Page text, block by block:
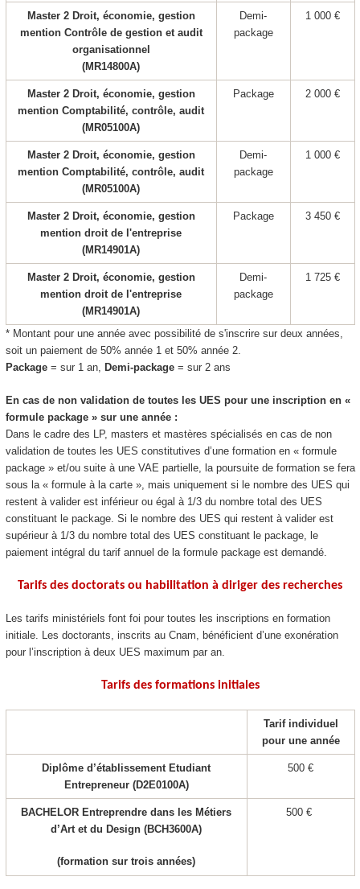
Master 2 Droit, économie, gestion
mention Contrôle de gestion et audit
organisationnel
(MR14800A)
Demi-
package
1 000 €
Master 2 Droit, économie, gestion
mention Comptabilité, contrôle, audit
(MR05100A)
Package 2 000 €
Master 2 Droit, économie, gestion
mention Comptabilité, contrôle, audit
(MR05100A)
Demi-
package
1 000 €
Master 2 Droit, économie, gestion
mention droit de l'entreprise
(MR14901A)
Package 3 450 €
Master 2 Droit, économie, gestion
mention droit de l'entreprise
(MR14901A)
Demi-
package
1 725 €
* Montant pour une année avec possibilité de s'inscrire sur deux années,
soit un paiement de 50% année 1 et 50% année 2.
Package= sur 1 an, Demi-package = sur 2 ans
En cas de non validation de toutes les UES pour une inscription en «
formule package» sur une année :
Dans le cadre des LP, masters et mastères spécialisés en cas de non
validation de toutes les UES constitutives d’une formation en « formule
package» et/ou suite à une VAE partielle, la poursuite de formation se fera
sous la « formule à la carte », mais uniquement si le nombre des UES qui
restent à valider est inférieur ou égal à 1/3 du nombre total des UES
constituant le package. Si le nombre des UES qui restent à valider est
supérieur à 1/3 du nombre total des UES constituant le package, le
paiement intégral du tarif annuel de la formule packageest demandé.
Tarifs des doctorats ou habilitation à diriger des recherches
Les tarifs ministériels font foi pour toutes les inscriptions en formation
initiale. Les doctorants, inscrits au Cnam, bénéficient d’une exonération
pour l’inscription à deux UES maximum par an.
Tarifs des formations initiales
Tarif individuel
pour une année
Diplôme d’établissement Etudiant
Entrepreneur (D2E0100A)
500 €
BACHELOR Entreprendre dans les Métiers
d’Art et du Design (BCH3600A)
(formation sur trois années)
500 €